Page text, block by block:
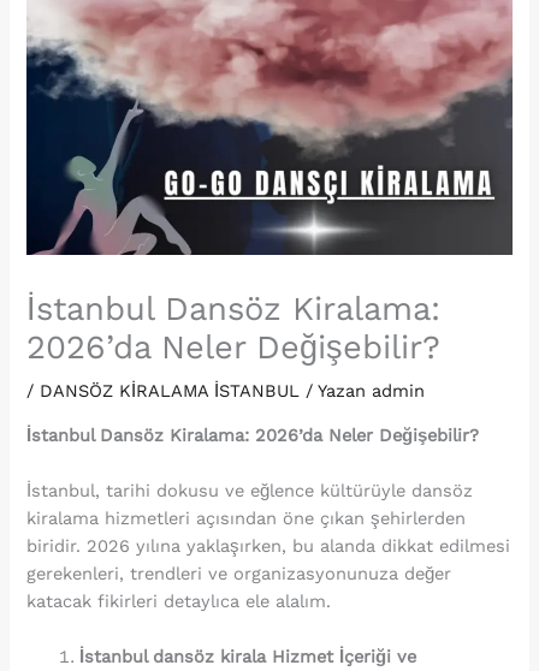
İstanbul Dansöz Kiralama:
2026’da Neler Değişebilir?
/ DANSÖZ KİRALAMA İSTANBUL / Yazan admin
İstanbul Dansöz Kiralama: 2026’da Neler Değişebilir?
İstanbul, tarihi dokusu ve eğlence kültürüyle dansöz
kiralama hizmetleri açısından öne çıkan şehirlerden
biridir. 2026 yılına yaklaşırken, bu alanda dikkat edilmesi
gerekenleri, trendleri ve organizasyonunuza değer
katacak fikirleri detaylıca ele alalım.
İstanbul dansöz kirala Hizmet İçeriği ve